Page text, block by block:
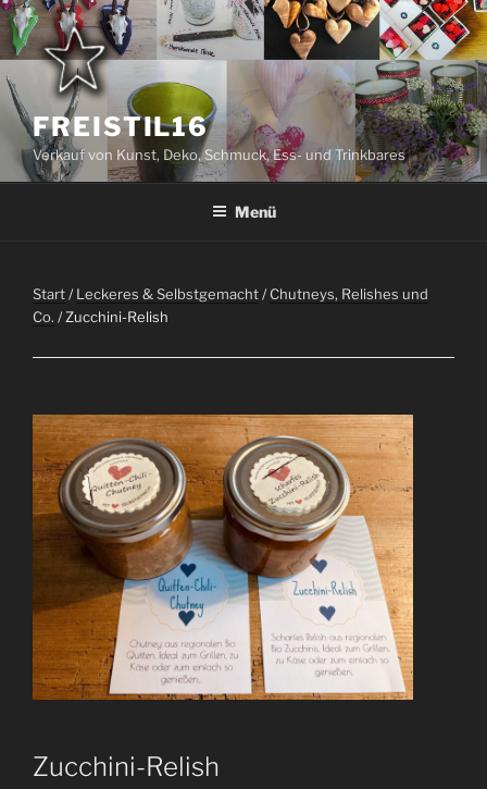
Zum
Inhalt
springen
FREISTIL16
Verkauf von Kunst, Deko, Schmuck, Ess- und Trinkbares
Menü
Start/Leckeres & Selbstgemacht/Chutneys, Relishes und
Co. / Zucchini-Relish
Zucchini-Relish